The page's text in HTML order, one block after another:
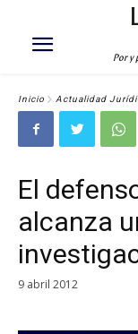
Por y
Inicio Actualidad
El
alcanza
9 abril 2012